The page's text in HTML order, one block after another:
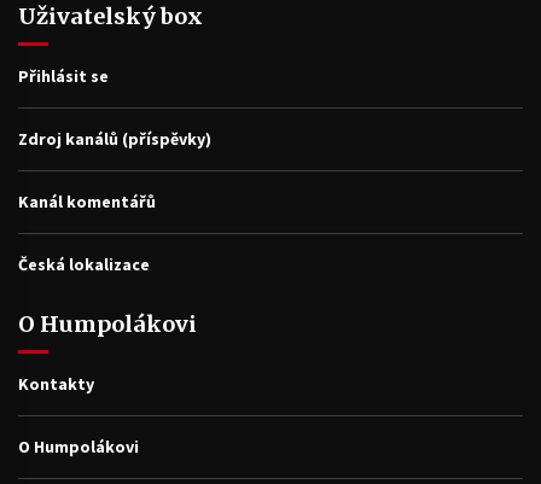
Uživatelský box
Přihlásit se
Zdroj kanálů (příspěvky)
Kanál komentářů
Česká lokalizace
O Humpolákovi
Kontakty
O Humpolákovi